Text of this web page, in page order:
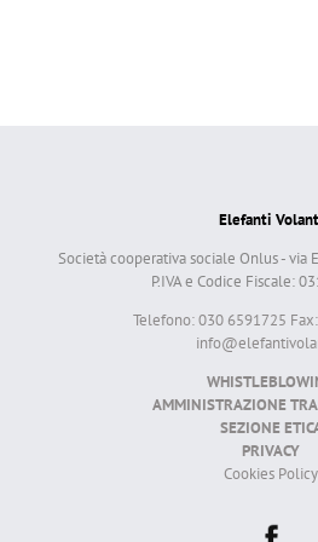
Elefanti
Società cooperativa sociale Onlus - via
P.IVA e Codice Fiscale:
Telefono: 030 6591725
AMMINISTRAZIONE
SEZIONE
PRIVACY
Cookies Policy